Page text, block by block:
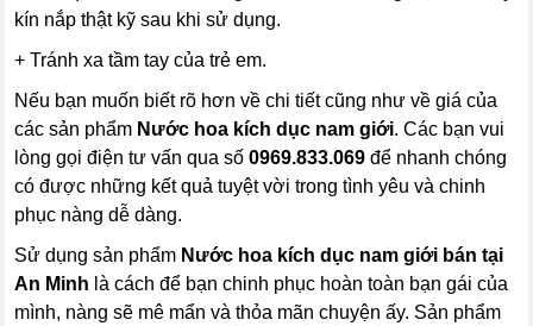
kín nắp thật kỹ sau khi sử dụng.
+ Tránh xa tầm tay của trẻ em.
Nếu bạn muốn biết rõ hơn về chi tiết cũng như về giá của
các sản phẩm Nước hoa kích dục nam giới. Các bạn vui
lòng gọi điện tư vấn qua số0969.833.069để nhanh chóng
có được những kết quả tuyệt vời trong tình yêu và chinh
phục nàng dễ dàng.
Sử dụng sản phẩm Nước hoa kích dục nam giới bán tại
An Minh là cách để bạn chinh phục hoàn toàn bạn gái của
mình, nàng sẽ mê mẩn và thỏa mãn chuyện ấy. Sản phẩm